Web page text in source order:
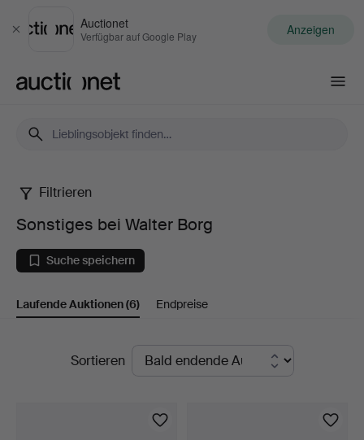
Schließen
Auctionet
Verfügbar auf Google Play Anzeigen
Sonstiges
bei
Walter
Borg
Filtrieren
Sonstiges bei Walter Borg
Suche speichern
Laufende Auktionen(6) Endpreise
LaufendeSortieren